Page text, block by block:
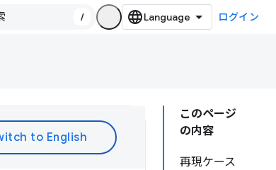
/ ログイン
このページ
の内容
再現ケース